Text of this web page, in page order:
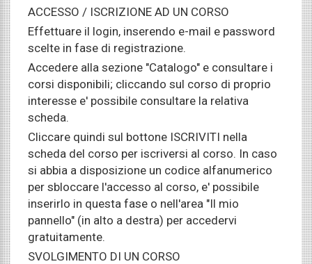
ACCESSO / ISCRIZIONE AD UN CORSO
Effettuare il login, inserendo e-mail e password
scelte in fase di registrazione.
Accedere alla sezione "Catalogo" e consultare i
corsi disponibili; cliccando sul corso di proprio
interesse e' possibile consultare la relativa
scheda.
Cliccare quindi sul bottone ISCRIVITI nella
scheda del corso per iscriversi al corso. In caso
si abbia a disposizione un codice alfanumerico
per sbloccare l'accesso al corso, e' possibile
inserirlo in questa fase o nell'area "Il mio
pannello" (in alto a destra) per accedervi
gratuitamente.
SVOLGIMENTO DI UN CORSO